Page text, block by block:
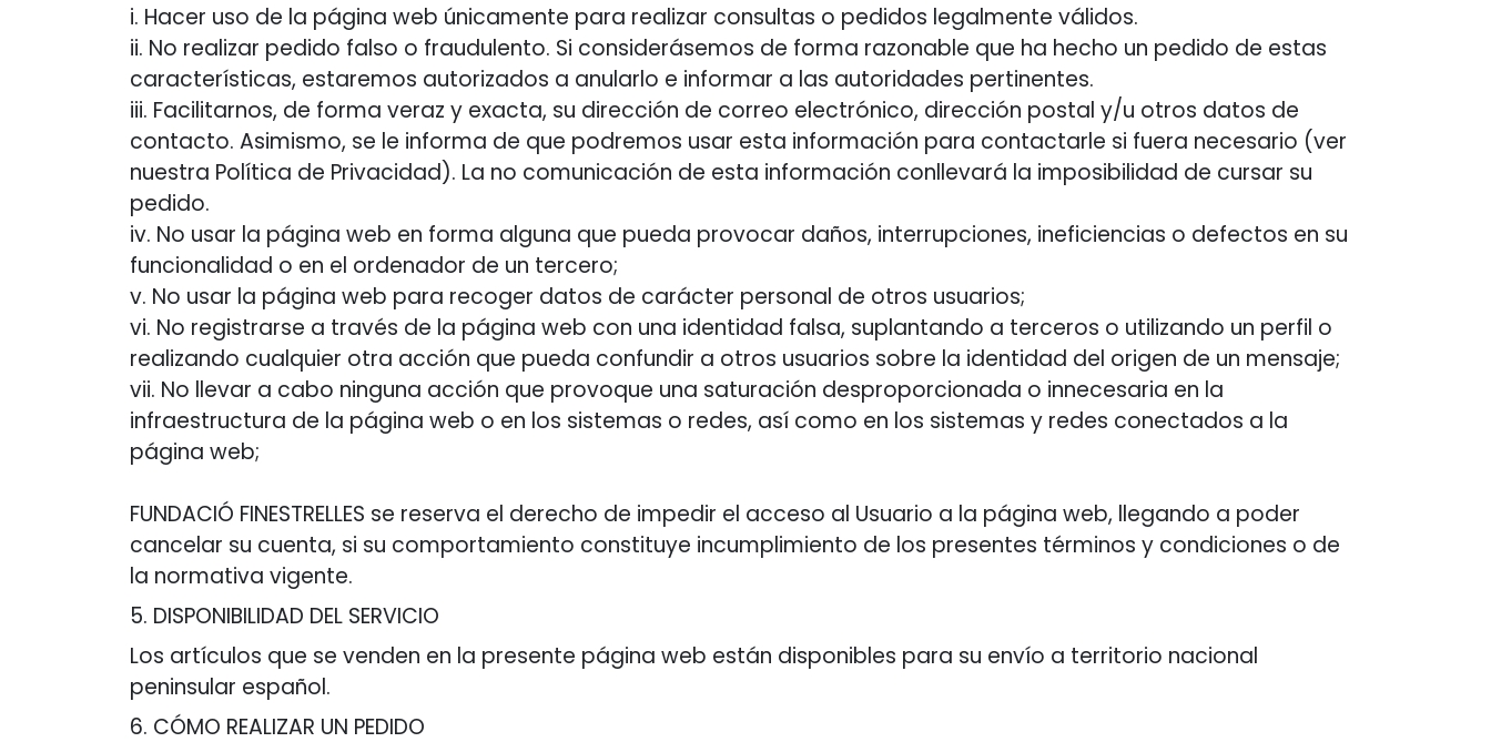
i. Hacer uso de la página web únicamente para realizar consultas o pedidos legalmente válidos.
ii. No realizar pedido falso o fraudulento. Si considerásemos de forma razonable que ha hecho un pedido de estas
características, estaremos autorizados a anularlo e informar a las autoridades pertinentes.
iii. Facilitarnos, de forma veraz y exacta, su dirección de correo electrónico, dirección postal y/u otros datos de
contacto. Asimismo, se le informa de que podremos usar esta información para contactarle si fuera necesario (ver
nuestra Política de Privacidad). La no comunicación de esta información conllevará la imposibilidad de cursar su
pedido.
iv. No usar la página web en forma alguna que pueda provocar daños, interrupciones, ineficiencias o defectos en su
funcionalidad o en el ordenador de un tercero;
v. No usar la página web para recoger datos de carácter personal de otros usuarios;
vi. No registrarse a través de la página web con una identidad falsa, suplantando a terceros o utilizando un perfil o
realizando cualquier otra acción que pueda confundir a otros usuarios sobre la identidad del origen de un mensaje;
vii. No llevar a cabo ninguna acción que provoque una saturación desproporcionada o innecesaria en la
infraestructura de la página web o en los sistemas o redes, así como en los sistemas y redes conectados a la
página web;
FUNDACIÓ FINESTRELLES se reserva el derecho de impedir el acceso al Usuario a la página web, llegando a poder
cancelar su cuenta, si su comportamiento constituye incumplimiento de los presentes términos y condiciones o de
la normativa vigente.
5. DISPONIBILIDAD DEL SERVICIO
Los artículos que se venden en la presente página web están disponibles para su envío a territorio nacional
peninsular español.
6. CÓMO REALIZAR UN PEDIDO